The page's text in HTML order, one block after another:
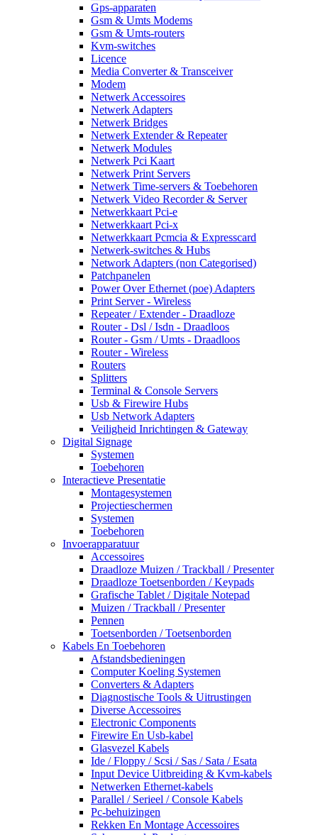
Gps-apparaten
Gsm & Umts Modems
Gsm & Umts-routers
Kvm-switches
Licence
Media Converter & Transceiver
Modem
Netwerk Accessoires
Netwerk Adapters
Netwerk Bridges
Netwerk Extender & Repeater
Netwerk Modules
Netwerk Pci Kaart
Netwerk Print Servers
Netwerk Time-servers & Toebehoren
Netwerk Video Recorder & Server
Netwerkkaart Pci-e
Netwerkkaart Pci-x
Netwerkkaart Pcmcia & Expresscard
Netwerk-switches & Hubs
Network Adapters (non Categorised)
Patchpanelen
Power Over Ethernet (poe) Adapters
Print Server - Wireless
Repeater / Extender - Draadloze
Router - Dsl / Isdn - Draadloos
Router - Gsm / Umts - Draadloos
Router - Wireless
Routers
Splitters
Terminal & Console Servers
Usb & Firewire Hubs
Usb Network Adapters
Veiligheid Inrichtingen & Gateway
Digital Signage
Systemen
Toebehoren
Interactieve Presentatie
Montagesystemen
Projectieschermen
Systemen
Toebehoren
Invoerapparatuur
Accessoires
Draadloze Muizen / Trackball / Presenter
Draadloze Toetsenborden / Keypads
Grafische Tablet / Digitale Notepad
Muizen / Trackball / Presenter
Pennen
Toetsenborden / Toetsenborden
Kabels En Toebehoren
Afstandsbedieningen
Computer Koeling Systemen
Converters & Adapters
Diagnostische Tools & Uitrustingen
Diverse Accessoires
Electronic Components
Firewire En Usb-kabel
Glasvezel Kabels
Ide / Floppy / Scsi / Sas / Sata / Esata
Input Device Uitbreiding & Kvm-kabels
Netwerken Ethernet-kabels
Parallel / Serieel / Console Kabels
Pc-behuizingen
Rekken En Montage Accessoires